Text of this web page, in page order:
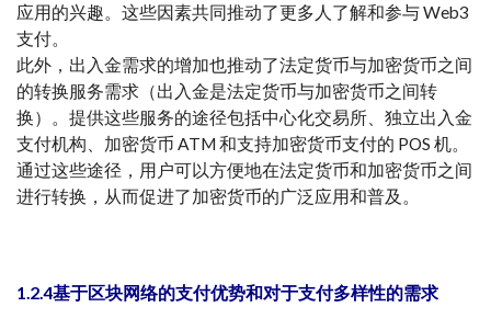
应用的兴趣。这些因素共同推动了更多人了解和参与 Web3
支付。
此外，出入金需求的增加也推动了法定货币与加密货币之间
的转换服务需求（出入金是法定货币与加密货币之间转
换）。提供这些服务的途径包括中心化交易所、独立出入金
支付机构、加密货币 ATM 和支持加密货币支付的 POS 机。
通过这些途径，用户可以方便地在法定货币和加密货币之间
进行转换，从而促进了加密货币的广泛应用和普及。
1.2.4基于区块网络的支付优势和对于支付多样性的需求